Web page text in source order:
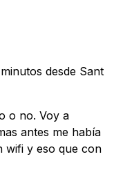
desde Sant
o no. Voy a
antes me había
wifi y eso que con